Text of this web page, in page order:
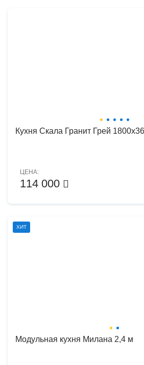
Кухня Скала Гранит Грей
ЦЕНА:
114 000
ХИТ
Модульная кухня Милана 2,4 м